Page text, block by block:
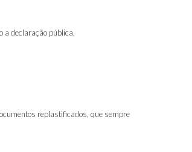
a declaração pública.
replastificados, que sempre